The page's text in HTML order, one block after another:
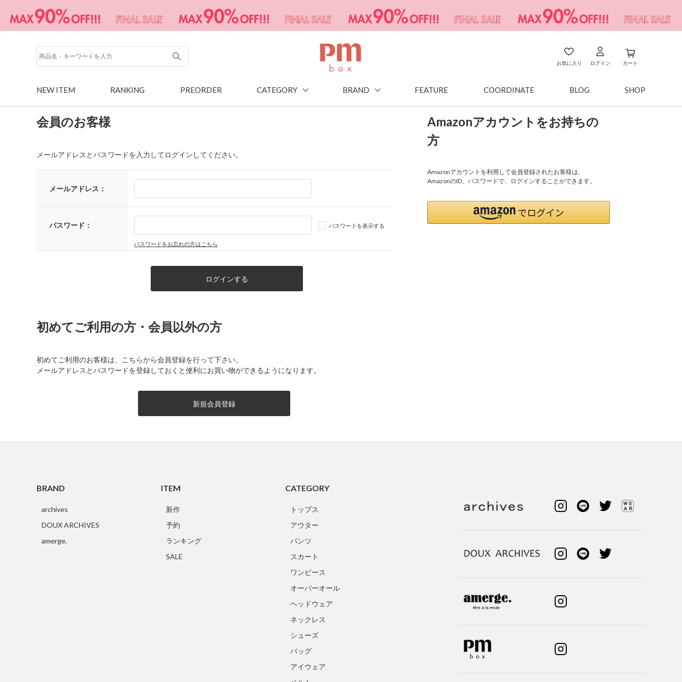
お気に入り ログイン カート
NEW ITEM RANKING PREORDER CATEGORY BRAND FEATURE COORDINATE BLOG SHOP
会員のお客様
メールアドレスとパスワードを入力してログインしてください。
メールアドレス：
パスワード： パスワードを表示する
パスワードをお忘れの方はこちら
Amazonアカウントをお持ちの
方
Amazonアカウントを利用して会員登録されたお客様は、
AmazonのID、パスワードで、ログインすることができます。
初めてご利用の方・会員以外の方
初めてご利用のお客様は、こちらから会員登録を行って下さい。
メールアドレスとパスワードを登録しておくと便利にお買い物ができるようになります。
BRAND
archives
DOUX ARCHIVES
amerge.
ITEM
新作
予約
ランキング
SALE
CATEGORY
トップス
アウター
パンツ
スカート
ワンピース
オーバーオール
ヘッドウェア
ネックレス
シューズ
バッグ
アイウェア